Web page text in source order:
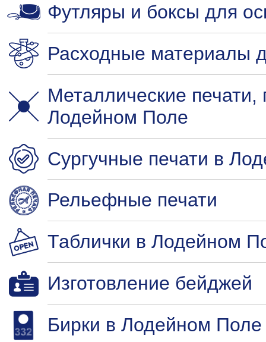
Футляры и боксы для
Расходные материалы
Металлические
Лодейном Поле
Сургучные печати в
Рельефные печати
Таблички в Лодейном
Изготовление бейджей
Бирки в Лодейном Поле